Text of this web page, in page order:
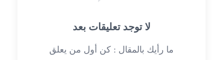
لا توجد تعليقات بعد
ما رأيك بالمقال : كن أول من يعلق